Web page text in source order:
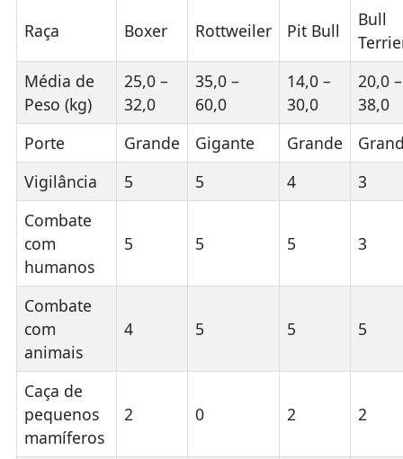
Raça Boxer Rottweiler Pit Bull
Bull
Média de
Peso (kg)
25,0 –
32,0
35,0 –
60,0
14,0 –
30,0
20,0 –
38,0
Porte
Grande Gigante Grande
Vigilância
5 5 4
3
Combate
com
humanos
5 5 5 3
Combate
com
animais
4 5 5 5
Caça de
pequenos
mamíferos
2 0 2 2